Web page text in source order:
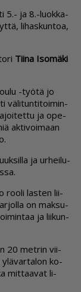
5.- ja 8.-luok­ka­
li­has­kun­toa,
Tii­na Iso­mä­ki
-työ­tä jo
vä­li­tun­ti­toi­min­
ja ope­
ak­ti­voi­maan
ja ur­hei­lu­
roo­li las­ten lii­
on mak­su­
ja lii­kun­
20 met­rin vii­
ylä­var­ta­lon ko­
mit­taa­vat li­